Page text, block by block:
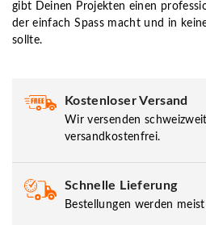
gibt Deinen Projekten einen
der einfach Spass macht und in
sollte.
Kostenloser Versand
Wir versenden
versandkostenfrei.
Schnelle Lieferung
Bestellungen werden